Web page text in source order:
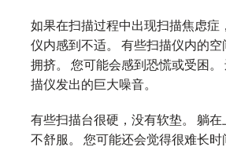
如果在扫描过程中出现扫描焦虑症
仪内感到不适。 有些扫描仪内的
拥挤。 您可能会感到恐慌或受困。
描仪发出的巨大噪音。
有些扫描台很硬，没有软垫。 躺
不舒服。 您可能还会觉得很难长